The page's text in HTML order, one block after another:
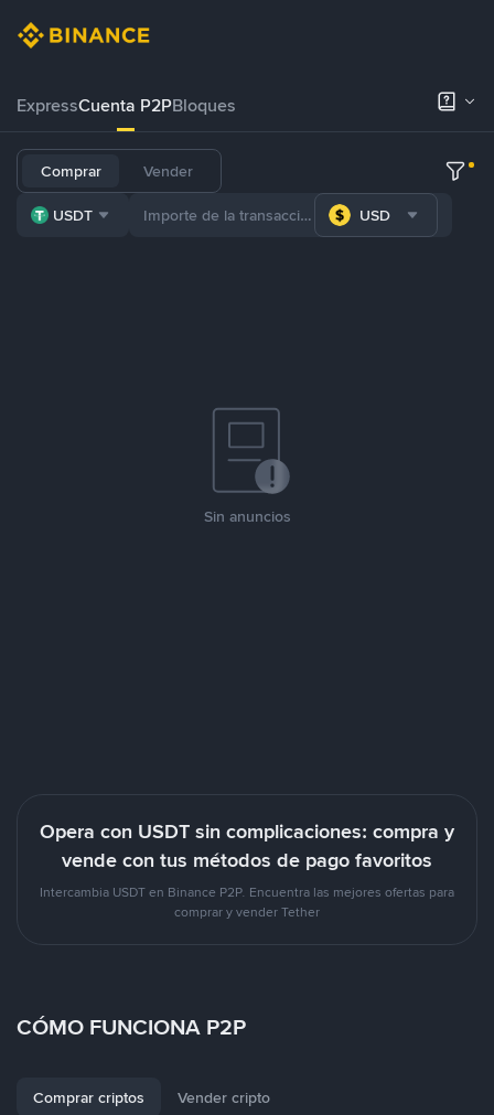
ExpressCuenta P2PBloques
Comprar Vender
USDT USD
Sin anuncios
Opera con USDT sin complicaciones: compra y
vende con tus métodos de pago favoritos
Intercambia USDT en Binance P2P. Encuentra las mejores ofertas para
comprar y vender Tether
CÓMO FUNCIONA P2P
Comprar criptos Vender cripto